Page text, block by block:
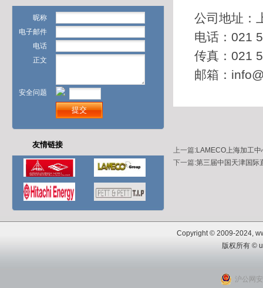
公司地址：
电话： 021
传真： 021
邮箱：
上一篇:LAMECO上海加工
下一篇:第三届中国天津国际
昵称
电子邮件
电话
正文
安全问题
友情链接
Copyright © 2009-2024,
版权所有 ©
沪公网